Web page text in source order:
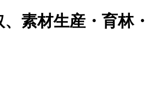
素材生産・育林